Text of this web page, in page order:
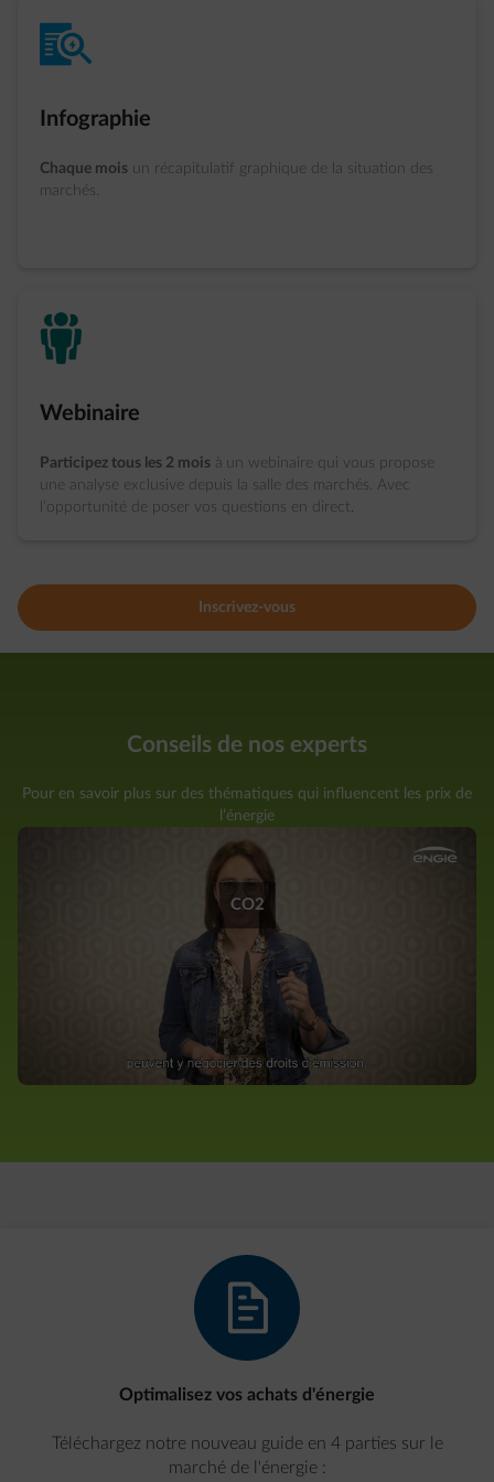
impulse-contract-inspect
Infographie
Chaque mois un récapitulatif graphique de la situation des
marchés.
people
Webinaire
Participez tous les 2 mois à un webinaire qui vous propose
une analyse exclusive depuis la salle des marchés. Avec
l’opportunité de poser vos questions en direct.
Inscrivez-vous
Conseils de nos experts
Pour en savoir plus sur des thématiques qui influencent les prix de
l’énergie
CO2
document-text
Optimalisez vos achats d'énergie
Téléchargez notre nouveau guide en 4 parties sur le
marché de l'énergie :